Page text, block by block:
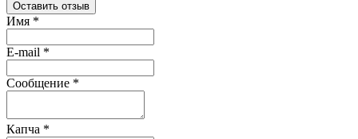
Оставить отзыв
Имя *
E-mail *
Сообщение *
Капча *